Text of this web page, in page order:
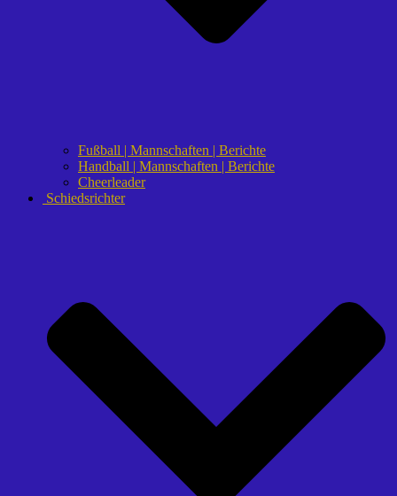
Fußball | Mannschaften | Berichte
Handball | Mannschaften | Berichte
Cheerleader
Schiedsrichter